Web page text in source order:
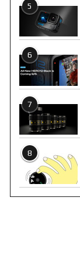
5
6
7
8